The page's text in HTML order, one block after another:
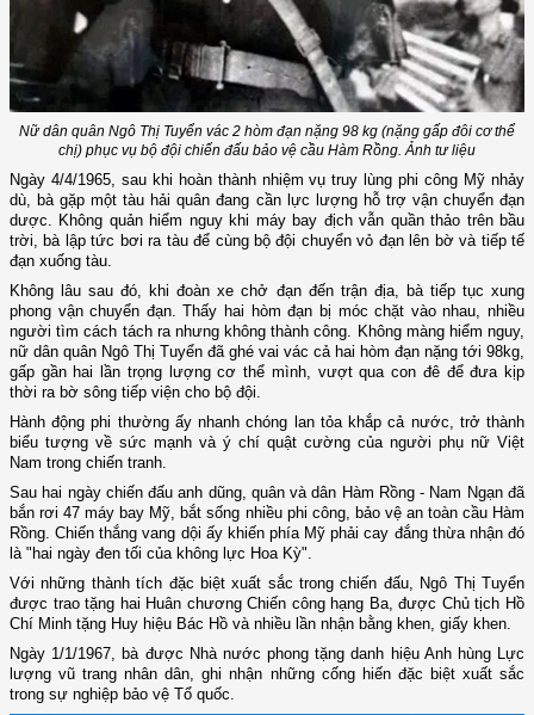
Nữ dân quân Ngô Thị Tuyển vác 2 hòm đạn nặng 98 kg (nặng gấp đôi cơ thể
chị) phục vụ bộ đội chiến đấu bảo vệ cầu Hàm Rồng. Ảnh tư liệu
Ngày 4/4/1965, sau khi hoàn thành nhiệm vụ truy lùng phi công Mỹ nhảy
dù, bà gặp một tàu hải quân đang cần lực lượng hỗ trợ vận chuyển đạn
dược. Không quản hiểm nguy khi máy bay địch vẫn quần thảo trên bầu
trời, bà lập tức bơi ra tàu để cùng bộ đội chuyển vỏ đạn lên bờ và tiếp tế
đạn xuống tàu.
Không lâu sau đó, khi đoàn xe chở đạn đến trận địa, bà tiếp tục xung
phong vận chuyển đạn. Thấy hai hòm đạn bị móc chặt vào nhau, nhiều
người tìm cách tách ra nhưng không thành công. Không màng hiểm nguy,
nữ dân quân Ngô Thị Tuyển đã ghé vai vác cả hai hòm đạn nặng tới 98kg,
gấp gần hai lần trọng lượng cơ thể mình, vượt qua con đê để đưa kịp
thời ra bờ sông tiếp viện cho bộ đội.
Hành động phi thường ấy nhanh chóng lan tỏa khắp cả nước, trở thành
biểu tượng về sức mạnh và ý chí quật cường của người phụ nữ Việt
Nam trong chiến tranh.
Sau hai ngày chiến đấu anh dũng, quân và dân Hàm Rồng - Nam Ngạn đã
bắn rơi 47 máy bay Mỹ, bắt sống nhiều phi công, bảo vệ an toàn cầu Hàm
Rồng. Chiến thắng vang dội ấy khiến phía Mỹ phải cay đắng thừa nhận đó
là "hai ngày đen tối của không lực Hoa Kỳ".
Với những thành tích đặc biệt xuất sắc trong chiến đấu, Ngô Thị Tuyển
được trao tặng hai Huân chương Chiến công hạng Ba, được Chủ tịch Hồ
Chí Minh tặng Huy hiệu Bác Hồ và nhiều lần nhận bằng khen, giấy khen.
Ngày 1/1/1967, bà được Nhà nước phong tặng danh hiệu Anh hùng Lực
lượng vũ trang nhân dân, ghi nhận những cống hiến đặc biệt xuất sắc
trong sự nghiệp bảo vệ Tổ quốc.